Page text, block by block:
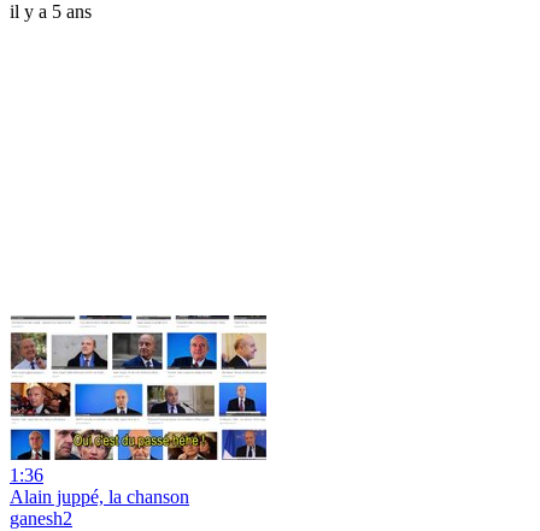
il y a 5 ans
1:36
Alain juppé, la chanson
ganesh2